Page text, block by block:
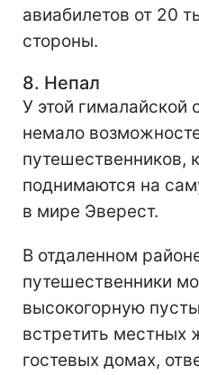
авиабилетов от 20
стороны.
8. Непал
У этой гималайской
немало
путешественников,
поднимаются на
в мире Эверест.
В отдаленном
путешественники
высокогорную
встретить местных
гостевых домах,